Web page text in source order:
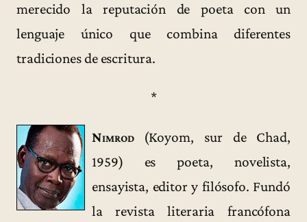
merecido la reputación de poeta con un
lenguaje único que combina diferentes
tradiciones de escritura.
*
Nimrod(Koyom, sur de Chad,
1959) es poeta, novelista,
ensayista, editor y filósofo. Fundó
la revista literaria francófona